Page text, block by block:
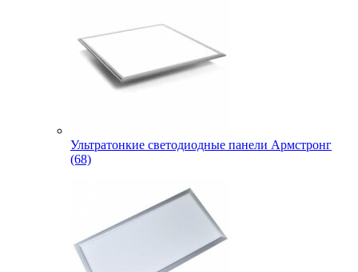
Ультратонкие светодиодные панели Армстронг
(68)